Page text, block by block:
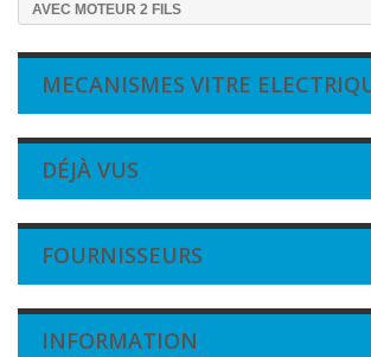
AVEC MOTEUR 2 FILS
MECANISMES VITRE
DÉJÀ VUS
FOURNISSEURS
INFORMATION